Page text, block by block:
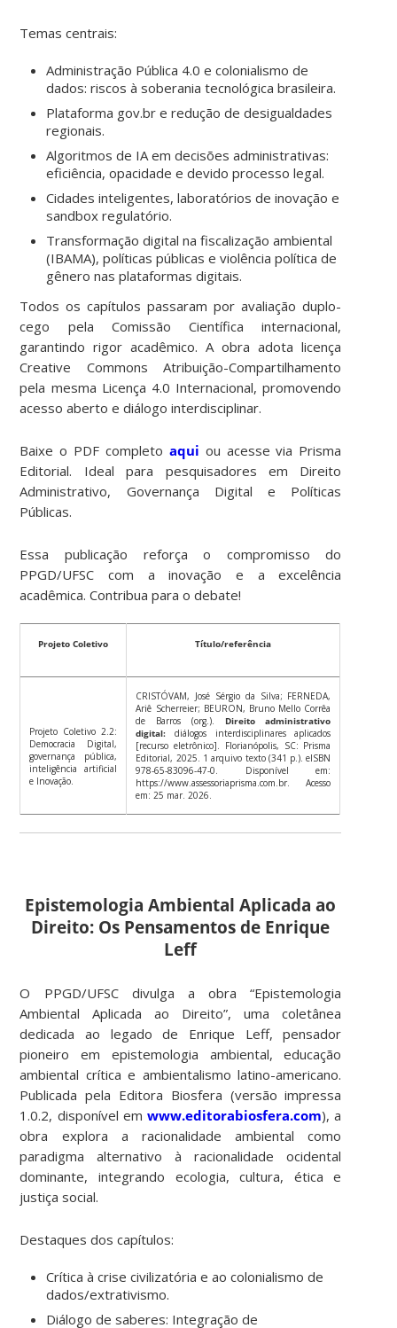
Temas centrais:
Administração Pública 4.0 e colonialismo de
dados: riscos à soberania tecnológica brasileira.
Plataforma gov.br e redução de desigualdades
regionais.
Algoritmos de IA em decisões administrativas:
eficiência, opacidade e devido processo legal.
Cidades inteligentes, laboratórios de inovação e
sandbox regulatório.
Transformação digital na fiscalização ambiental
(IBAMA), políticas públicas e violência política de
gênero nas plataformas digitais.
Todos os capítulos passaram poravaliação duplo-
cego pela Comissão Científica internacional,
garantindo rigor acadêmico. A obra adota licença
Creative Commons Atribuição-Compartilhamento
pela mesma Licença 4.0 Internacional, promovendo
acesso aberto e diálogo interdisciplinar.
Baixe o PDF completo aqui ou acesse via Prisma
Editorial. Ideal para pesquisadores em Direito
Administrativo, Governança Digital e Políticas
Públicas.
Essa publicação reforça o compromisso do
PPGD/UFSC com a inovação e a excelência
acadêmica. Contribua para o debate!
Projeto Coletivo Título/referência
Projeto Coletivo 2.2:
Democracia Digital,
governança pública,
inteligência artificial
e Inovação.
CRISTÓVAM, José Sérgio da Silva; FERNEDA,
Ariê Scherreier; BEURON, Bruno Mello Corrêa
de Barros (org.). Direito administrativo
digital: diálogos interdisciplinares aplicados
[recurso eletrônico]. Florianópolis, SC: Prisma
Editorial, 2025. 1 arquivo texto (341 p.). eISBN
978-65-83096-47-0. Disponível em:
https://www.assessoriaprisma.com.br. Acesso
em: 25 mar. 2026.
Epistemologia Ambiental Aplicada ao
Direito: Os Pensamentos de Enrique
Leff
O PPGD/UFSCdivulga a obra“Epistemologia
Ambiental Aplicada ao Direito”, uma coletânea
dedicada ao legado de Enrique Leff, pensador
pioneiro em epistemologia ambiental, educação
ambiental crítica e ambientalismo latino-americano.
Publicada pela Editora Biosfera (versão impressa
1.0.2, disponível emwww.editorabiosfera.com), a
obra explora a racionalidade ambiental como
paradigma alternativo à racionalidade ocidental
dominante, integrando ecologia, cultura, ética e
justiça social.
Destaques dos capítulos:
Crítica à crise civilizatória e ao colonialismo de
dados/extrativismo.
Diálogo de saberes: Integração de